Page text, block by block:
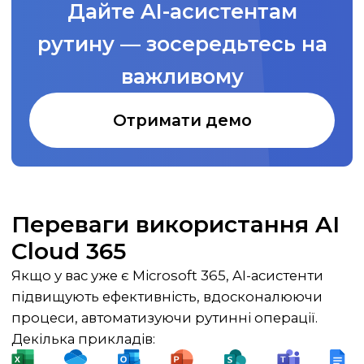
Дайте AI-асистентам
рутину — зосередьтесь на
важливому
Отримати демо
Переваги використання AI
Cloud 365
Якщо у вас уже є Microsoft 365, AI-асистенти
підвищують ефективність, вдосконалюючи
процеси, автоматизуючи рутинні операції.
Декілька прикладів: